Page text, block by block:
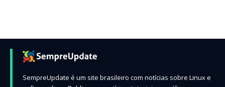
SempreUpdate é um site brasileiro com notícias sobre Linux e